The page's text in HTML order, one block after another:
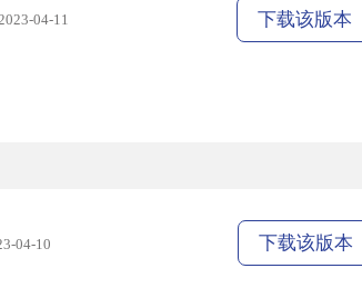
04-11 下载该版本
04-10 下载该版本